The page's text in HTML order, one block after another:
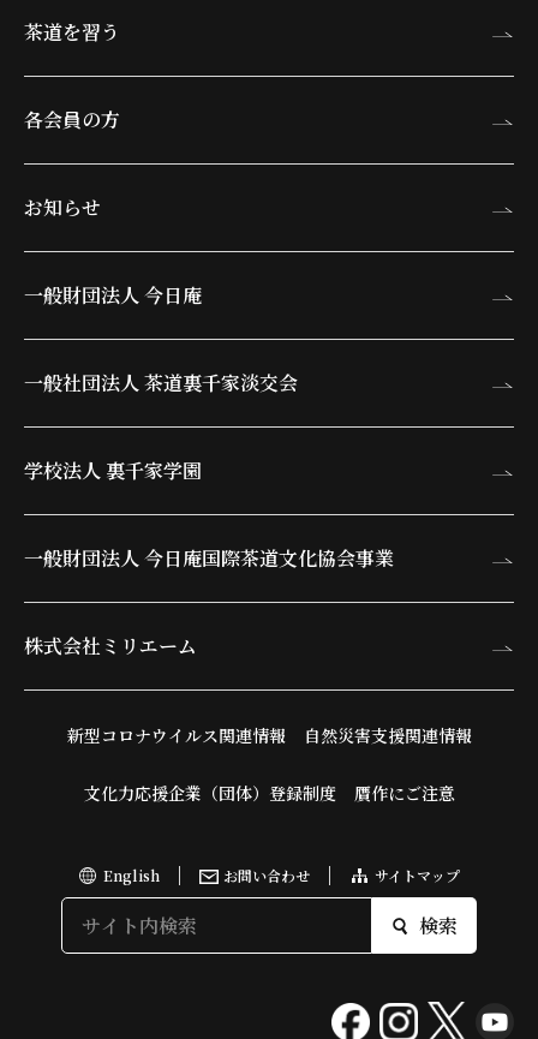
茶道を習う
各会員の方
お知らせ
一般財団法人 今日庵
一般社団法人 茶道裏千家淡交会
学校法人 裏千家学園
一般財団法人 今日庵国際茶道文化協会事業
株式会社ミリエーム
新型コロナウイルス関連情報 自然災害支援関連情報
文化力応援企業（団体）登録制度 贋作にご注意
English お問い合わせ サイトマップ
検索